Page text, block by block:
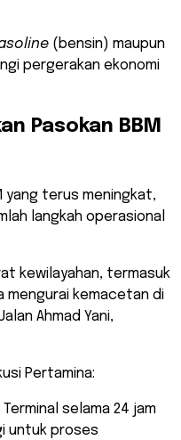
(bensin) maupun
pergerakan ekonomi
Pasokan BBM
yang terus meningkat,
langkah operasional
kewilayahan, termasuk
mengurai kemacetan di
Ahmad Yani,
Pertamina:
selama 24 jam
untuk proses